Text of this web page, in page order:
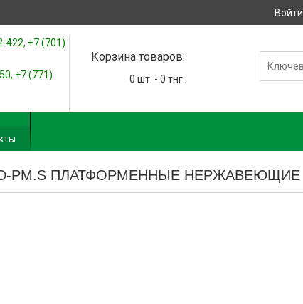
Войти
+7 (701)
+7 (771)
Корзина товаров:
0 шт. - 0 тнг.
PM.S ПЛАТФОРМЕННЫЕ НЕРЖАВЕЮЩИЕ